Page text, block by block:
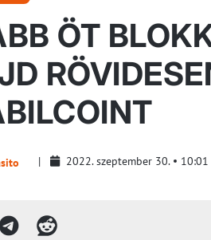
ÖT
2022. szeptember 30. 10:01